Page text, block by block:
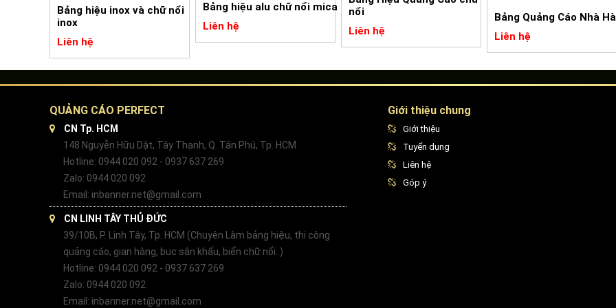
Bảng hiệu inox và chữ nổi
inox
Liên hệ
Bảng hiệu alu chữ nổi mica
Liên hệ
nổi
Liên hệ
Bảng Quảng Cáo Nhà
Liên hệ
QUẢNG CÁO PERFECT
CN Tp. HCM
148 Nguyễn Hữu Dật, Tây Thạnh, Q. Tân Phú, Tp. HCM
Hotline: 0944 020 092 - 0937 637 269
Zalo: 0944 020 092
Email: inbanner.net@gmail.com
CN LINH TÂY THỦ ĐỨC
39/10B, P. Linh Tây, Tp. HCM (Chuyên Làm bảng hiệu, thi công
quảng cáo, gian hàng, bục sân khấu, biển chữ nổi..)
Hotline: 0944 020 092 - 0937 637 269
Zalo: 0944 020 092
Email: inbanner.net@gmail.com
Giới thiệu chung
Giới thiệu
Tuyển dụng
Liên hệ
Góp ý